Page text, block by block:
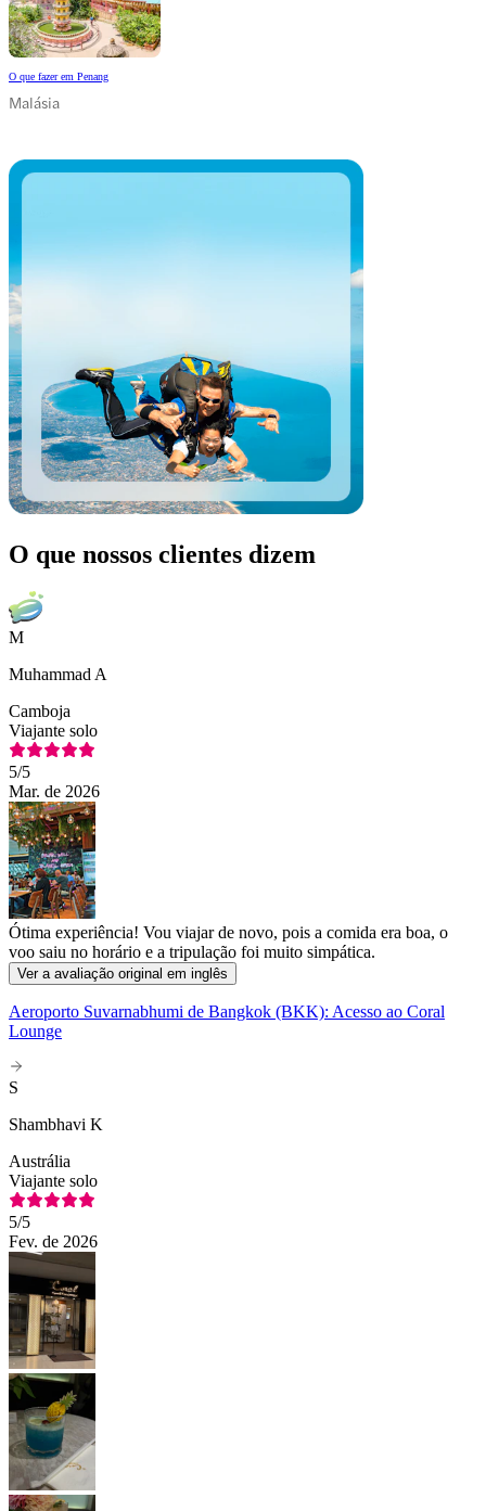
O que fazer em Penang
Malásia
O que nossos clientes dizem
M
Muhammad A
Camboja
Viajante solo
5/5
Mar. de 2026
Ótima experiência! Vou viajar de novo, pois a comida era boa, o
voo saiu no horário e a tripulação foi muito simpática.
Ver a avaliação original em inglês
Aeroporto Suvarnabhumi de Bangkok (BKK): Acesso ao Coral
Lounge
S
Shambhavi K
Austrália
Viajante solo
5/5
Fev. de 2026